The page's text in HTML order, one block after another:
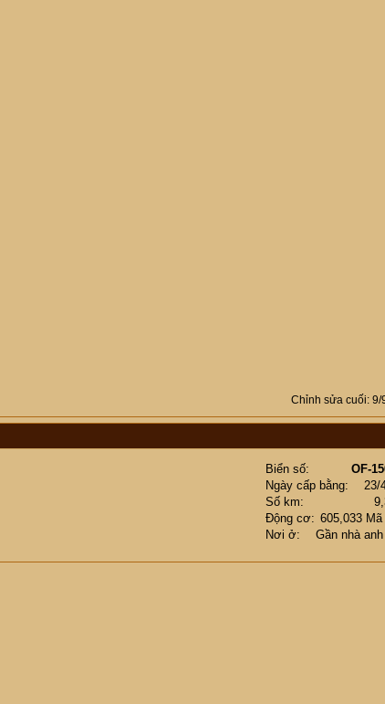
Chỉnh sửa cuối: 9/
Biển số
OF-
Ngày cấp bằng
23/
Số km
Động cơ
605,033
Nơi ở
Gần nhà